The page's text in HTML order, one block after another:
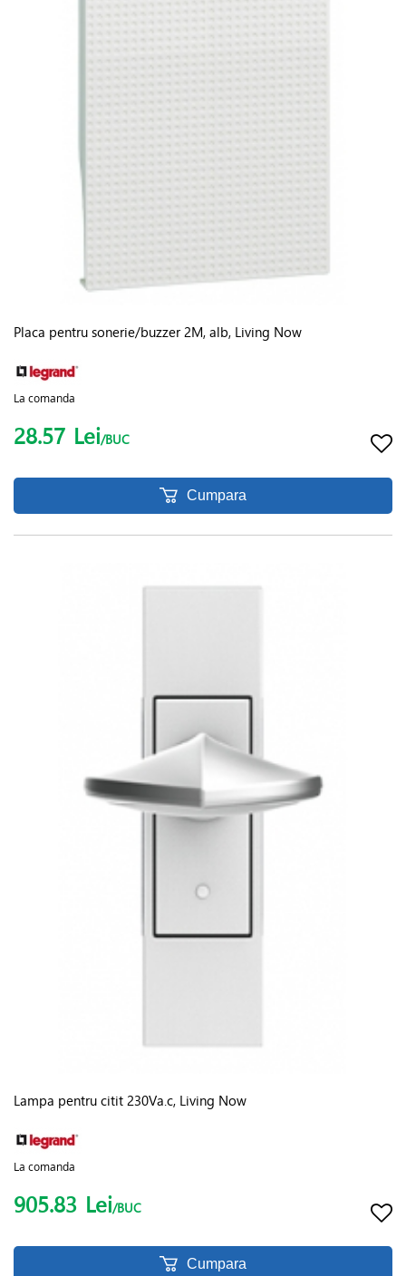
Placa pentru sonerie/buzzer 2M, alb, Living Now
La comanda
28.57 Lei/BUC
Cumpara
Lampa pentru citit 230Va.c, Living Now
La comanda
905.83 Lei/BUC
Cumpara